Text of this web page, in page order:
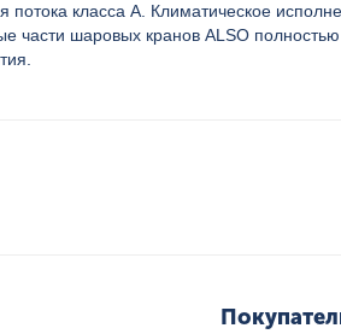
потока класса А. Климатическое
шаровых кранов ALSO